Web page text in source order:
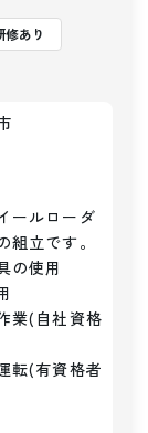
修あり
ールローダ
組立です。
の使用
業(自社資格
転(有資格者